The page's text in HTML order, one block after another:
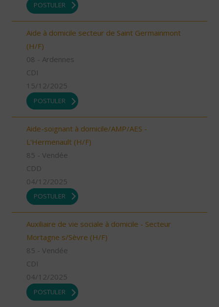
POSTULER
Aide à domicile secteur de Saint Germainmont
(H/F)
08 - Ardennes
CDI
15/12/2025
POSTULER
Aide-soignant à domicile/AMP/AES -
L'Hermenault (H/F)
85 - Vendée
CDD
04/12/2025
POSTULER
Auxiliaire de vie sociale à domicile - Secteur
Mortagne s/Sèvre (H/F)
85 - Vendée
CDI
04/12/2025
POSTULER